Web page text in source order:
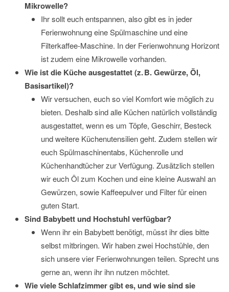
Mikrowelle?
Ihr sollt euch entspannen, also gibt es in jeder
Ferienwohnung eine Spülmaschine und eine
Filterkaffee-Maschine. In der Ferienwohnung Horizont
ist zudem eine Mikrowelle vorhanden.
Wie ist die Küche ausgestattet (z. B. Gewürze, Öl,
Basisartikel)?
Wir versuchen, euch so viel Komfort wie möglich zu
bieten. Deshalb sind alle Küchen natürlich vollständig
ausgestattet, wenn es um Töpfe, Geschirr, Besteck
und weitere Küchenutensilien geht. Zudem stellen wir
euch Spülmaschinentabs, Küchenrolle und
Küchenhandtücher zur Verfügung. Zusätzlich stellen
wir euch Öl zum Kochen und eine kleine Auswahl an
Gewürzen, sowie Kaffeepulver und Filter für einen
guten Start.
Sind Babybett und Hochstuhl verfügbar?
Wenn ihr ein Babybett benötigt, müsst ihr dies bitte
selbst mitbringen. Wir haben zwei Hochstühle, den
sich unsere vier Ferienwohnungen teilen. Sprecht uns
gerne an, wenn ihr ihn nutzen möchtet.
Wie viele Schlafzimmer gibt es, und wie sind sie